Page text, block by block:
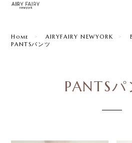
Home AIRYFAIRY NEWYORK
PANTSパンツ
PANTSパ